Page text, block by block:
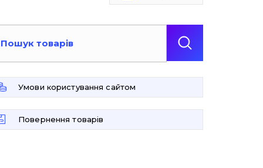
Умови користування сайтом
Повернення товарів